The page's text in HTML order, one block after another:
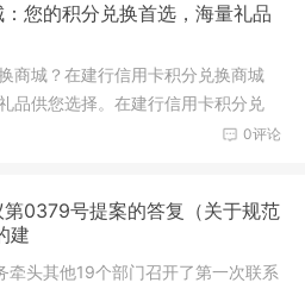
您的积分兑换首选，海量礼品
商城？在建行信用卡积分兑换商城
品供您选择。在建行信用卡积分兑
想要的礼品，并使用积分进行兑0评论
0379号提案的答复（关于规范
建
牵头其他19个部门召开了第一次联系